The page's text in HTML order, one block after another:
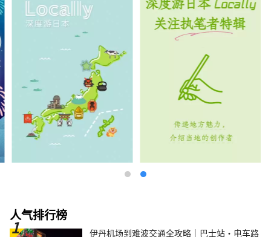
人气排行榜
伊丹机场到难波交通全攻略｜巴士站・电车路